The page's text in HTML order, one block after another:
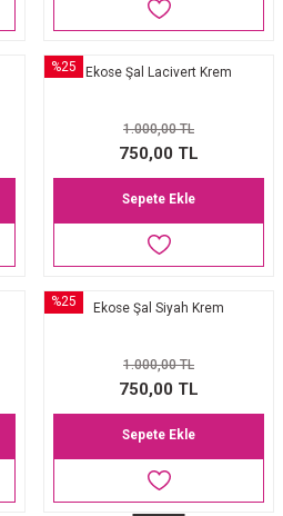
%25 Ekose Şal Lacivert Krem
1.000,00 TL
750,00 TL
Sepete Ekle
%25 Ekose Şal Siyah Krem
1.000,00 TL
750,00 TL
Sepete Ekle